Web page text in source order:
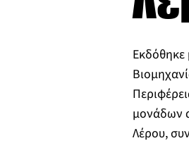
Εκδόθηκε
μονάδων
Λέρου,